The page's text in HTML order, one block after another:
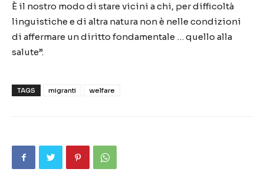
È il nostro modo di stare vicini a chi, per difficoltà
linguistiche e di altra natura non è nelle condizioni
di affermare un diritto fondamentale … quello alla
salute”.
TAGS migranti welfare